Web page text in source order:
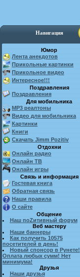
Навигация
Юмор
Лента анекдотов
Прикольные картинки
Прикольное видео
Интересное!!!
Поздравления
Поздравления
Для мобильника
MP3 реалтоны
Видео для мобильника
Картинки
Книги
Скачать Jimm Pozitiv
Отдохни
Онлайн радио
Онлайн ТВ
Онлайн игры
Связь и информация
Гостевая книга
Обратная связь
Наши правила
О сайте
Общение
Наш поZитивный форум
Веб мастеру
Наши баннеры
Как получить 10575
посетителей в день!
Новый спонсор в Рунете!
Оплата любых сумм! Нет
минимума!
Друзья
Наши друзья